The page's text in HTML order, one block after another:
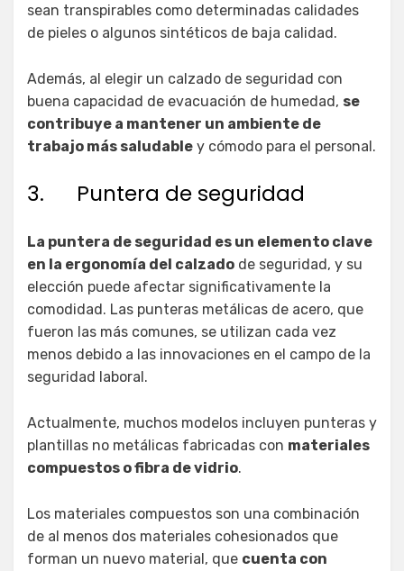
sean transpirables como determinadas calidades
de pieles o algunos sintéticos de baja calidad.
Además, al elegir un calzado de seguridad con
buena capacidad de evacuación de humedad, se
contribuye a mantener un ambiente de
trabajo más saludable y cómodo para el personal.
3. Puntera de seguridad
La puntera de seguridad es un elemento clave
en la ergonomía del calzado de seguridad, y su
elección puede afectar significativamente la
comodidad. Las punteras metálicas de acero, que
fueron las más comunes, se utilizan cada vez
menos debido a las innovaciones en el campo de la
seguridad laboral.
Actualmente, muchos modelos incluyen punteras y
plantillas no metálicas fabricadas con materiales
compuestos o fibra de vidrio.
Los materiales compuestos son una combinación
de al menos dos materiales cohesionados que
forman un nuevo material, que cuenta con